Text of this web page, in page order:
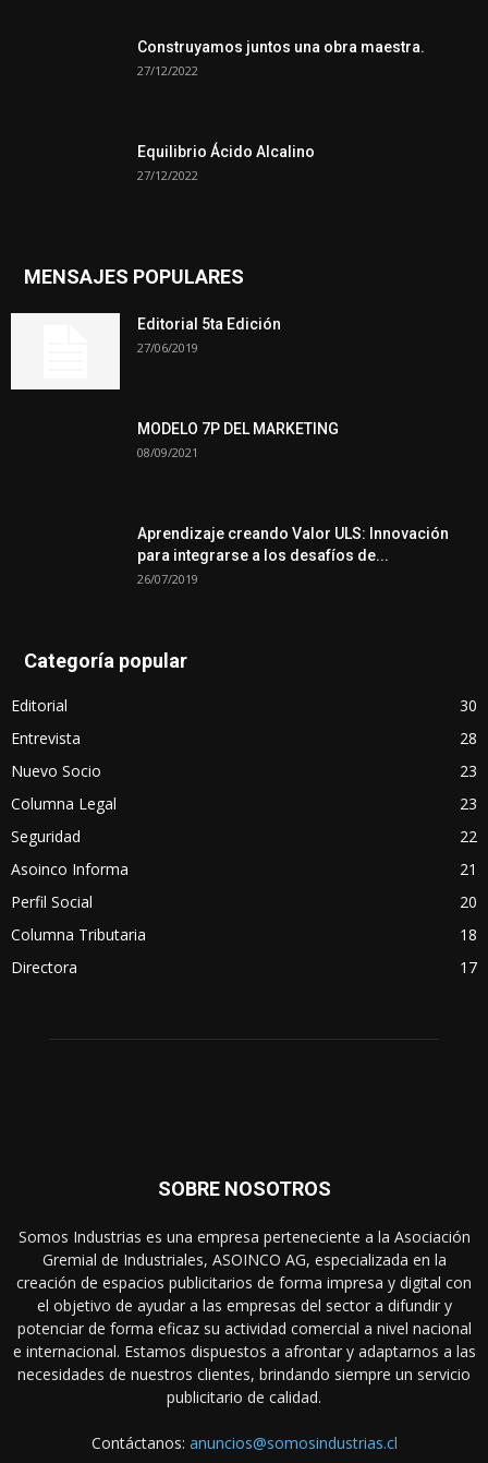
Construyamos juntos una obra maestra.
27/12/2022
Equilibrio Ácido Alcalino
27/12/2022
MENSAJES POPULARES
Editorial 5ta Edición
27/06/2019
MODELO 7P DEL MARKETING
08/09/2021
Aprendizaje creando Valor ULS: Innovación
para integrarse a los desafíos de...
26/07/2019
Categoría popular
Editorial
30
Entrevista
28
Nuevo Socio
23
Columna Legal
23
Seguridad
22
Asoinco Informa
21
Perfil Social
20
Columna Tributaria
18
Directora
17
SOBRE NOSOTROS
Somos Industrias es una empresa perteneciente a la Asociación
Gremial de Industriales, ASOINCO AG, especializada en la
creación de espacios publicitarios de forma impresa y digital con
el objetivo de ayudar a las empresas del sector a difundir y
potenciar de forma eficaz su actividad comercial a nivel nacional
e internacional. Estamos dispuestos a afrontar y adaptarnos a las
necesidades de nuestros clientes, brindando siempre un servicio
publicitario de calidad.
Contáctanos: anuncios@somosindustrias.cl